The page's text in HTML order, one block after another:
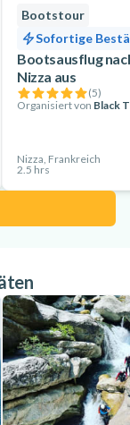
Bootstour
Sofortige
Bootsausflug
Nizza aus
(5)
Organisiert von Black
Nizza, Frankreich
2.5 hrs